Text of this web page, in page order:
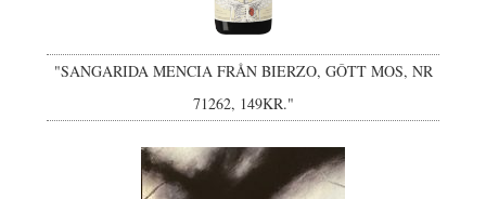
"SANGARIDA MENCIA FRÅN BIERZO, GÔTT MOS, NR
71262, 149KR."